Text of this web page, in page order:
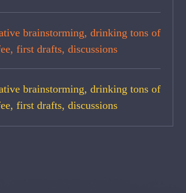
brainstorming, drinking tons of
first drafts, discussions
brainstorming, drinking tons of
first drafts, discussions